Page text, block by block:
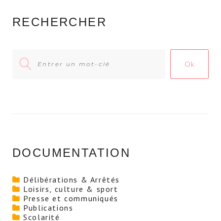
RECHERCHER
for:
Ok
DOCUMENTATION
Délibérations & Arrêtés
Loisirs, culture & sport
Presse et communiqués
Publications
Scolarité